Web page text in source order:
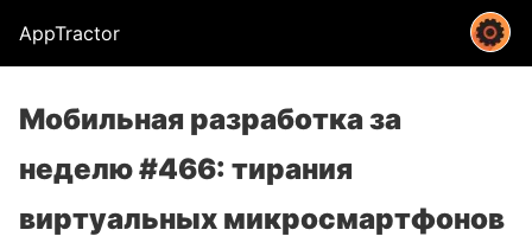
AppTractor
Мобильная разработка за
неделю #466: тирания
виртуальных микросмартфонов